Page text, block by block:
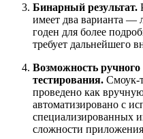
Бинарный результат.
имеет два варианта —
годен для более
требует дальнейшего
Возможность
тестирования. Смоук-
проведено как
автоматизировано с
специализированных
сложности